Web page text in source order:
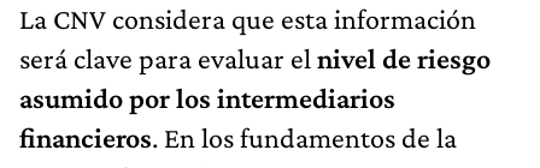
La CNV considera que esta información
será clave para evaluar el nivel de riesgo
asumido por los intermediarios
financieros. En los fundamentos de la